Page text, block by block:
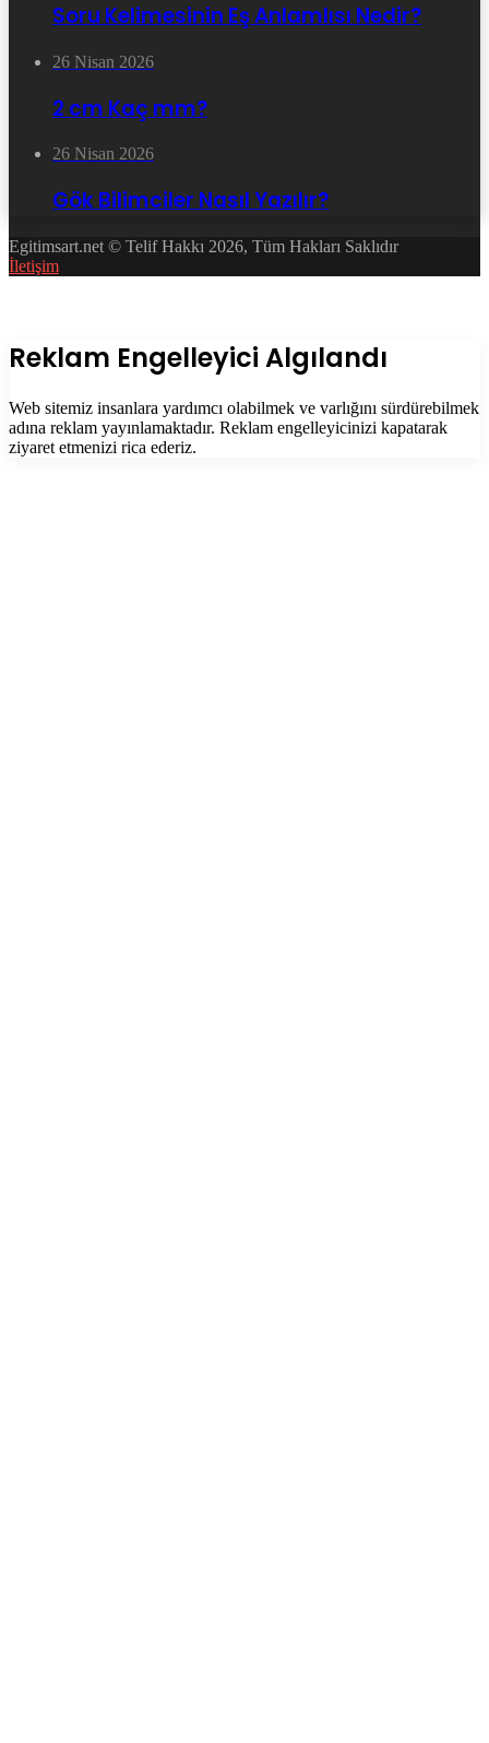
Soru Kelimesinin Eş Anlamlısı Nedir?
26 Nisan 2026
2 cm Kaç mm?
26 Nisan 2026
Gök Bilimciler Nasıl Yazılır?
Egitimsart.net © Telif Hakkı 2026, Tüm Hakları Saklıdır
İletişim
Kapalı
Reklam Engelleyici Algılandı
Web sitemiz insanlara yardımcı olabilmek ve varlığını sürdürebilmek
adına reklam yayınlamaktadır. Reklam engelleyicinizi kapatarak
ziyaret etmenizi rica ederiz.